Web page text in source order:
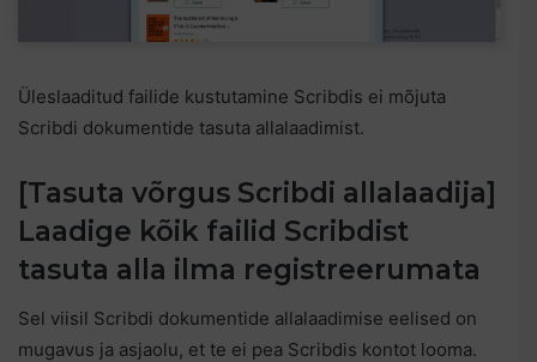
Üleslaaditud failide kustutamine Scribdis ei mõjuta
Scribdi dokumentide tasuta allalaadimist.
[Tasuta võrgus Scribdi allalaadija]
Laadige kõik failid Scribdist
tasuta alla ilma registreerumata
Sel viisil Scribdi dokumentide allalaadimise eelised on
mugavus ja asjaolu, et te ei pea Scribdis kontot looma.